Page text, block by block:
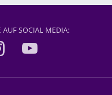
AUF SOCIAL MEDIA: